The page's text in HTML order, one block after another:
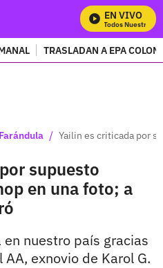
EN VIVO
Mira Todos Nuestros
TRASLADAN A EPA
Farándula / Yailin es criticada por
supuesto
en una foto; a
nuestro país gracias
exnovio de Karol G.